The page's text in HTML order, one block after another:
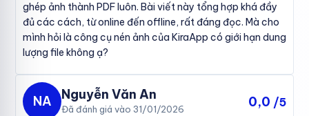
ghép ảnh thành PDF luôn. Bài viết này tổng hợp khá đầy
đủ các cách, từ online đến offline, rất đáng đọc. Mà cho
mình hỏi là công cụ nén ảnh của KiraApp có giới hạn dung
lượng file không ạ?
NA Nguyễn Văn An
Đã đánh giá vào 31/01/2026 0,0 /5